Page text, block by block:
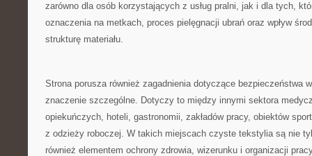
zarówno dla osób korzystających z usług pralni, jak i dla tych,
oznaczenia na metkach, proces pielęgnacji ubrań oraz wpływ
strukturę materiału.
Strona porusza również zagadnienia dotyczące bezpieczeństwa
znaczenie szczególne. Dotyczy to między innymi sektora
opiekuńczych, hoteli, gastronomii, zakładów pracy, obiektów
z odzieży roboczej. W takich miejscach czyste tekstylia są nie
również elementem ochrony zdrowia, wizerunku i organizacji